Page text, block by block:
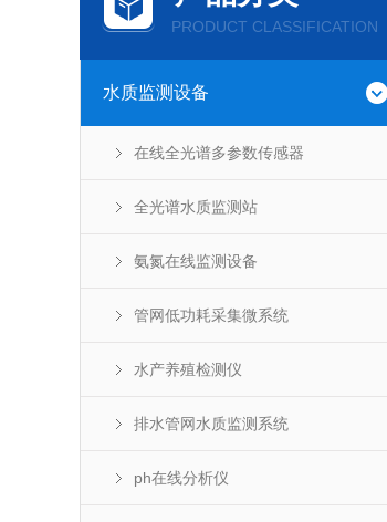
PRODUCT CLASSIFICATION
水质监测设备
在线全光谱多参数传感器
全光谱水质监测站
氨氮在线监测设备
管网低功耗采集微系统
水产养殖检测仪
排水管网水质监测系统
ph在线分析仪